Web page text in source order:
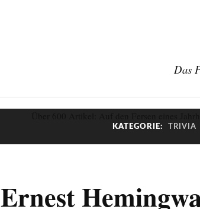
Das
KATEGORIE: TRIVIA
Ernest